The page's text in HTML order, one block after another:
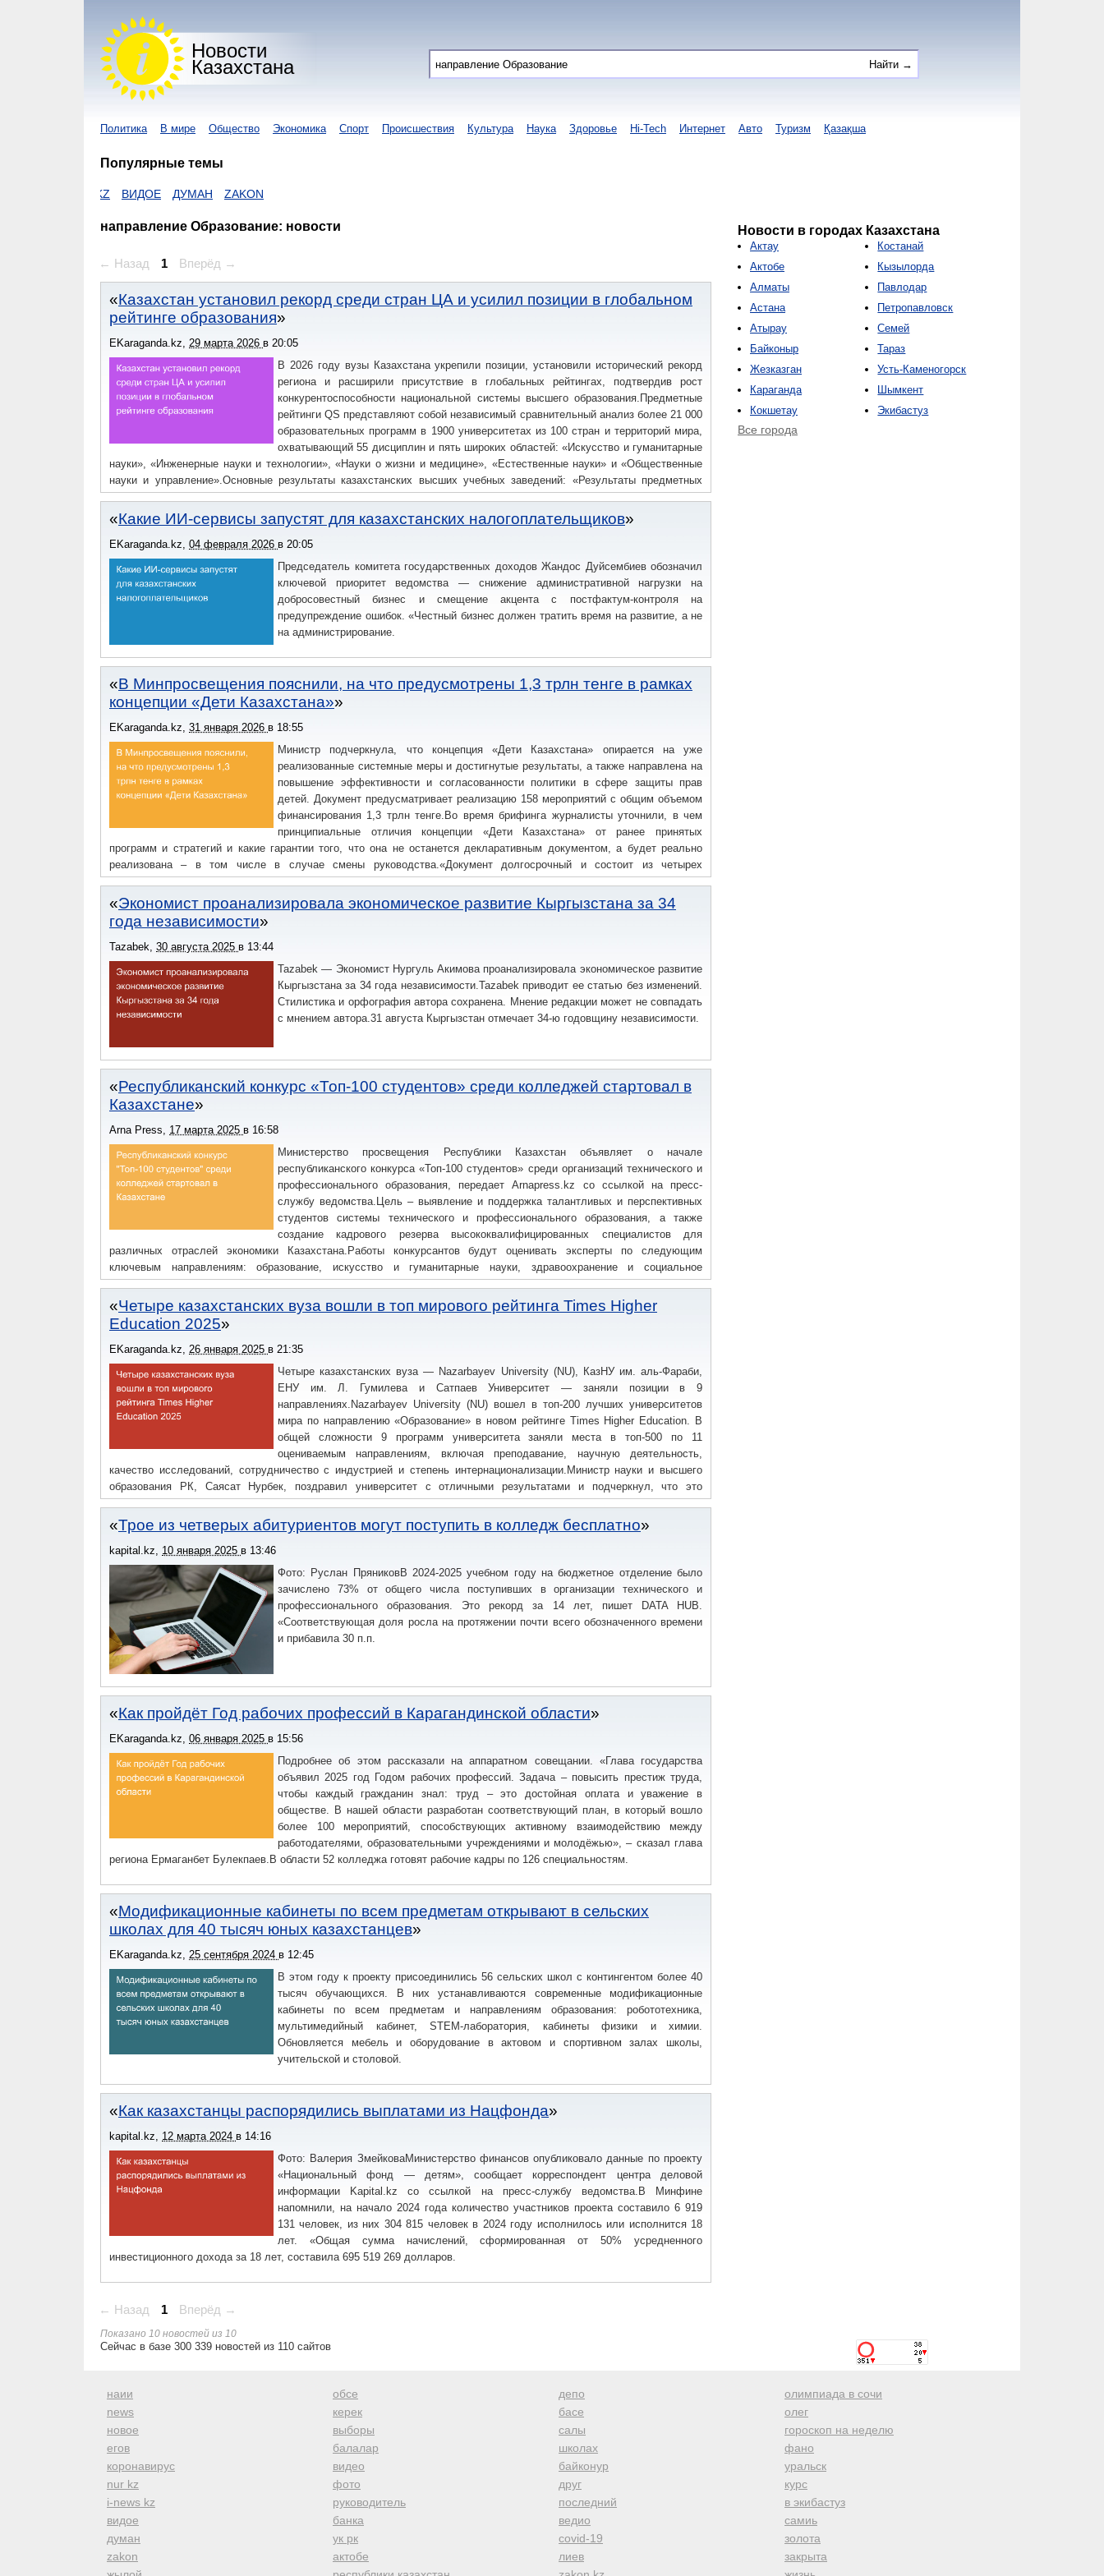
Новости
Казахстана
Политика В мире Общество Экономика Спорт Происшествия Культура Наука Здоровье Hi-Tech Интернет Авто Туризм Қазақша
Популярные темы
ВИДОЕ ДУМАН ZAKON
направление Образование: новости
← Назад 1 Вперёд →
Казахстан установил рекорд среди стран ЦА и усилил позиции в глобальном
рейтинге образования
EKaraganda.kz, 29 марта 2026 в 20:05
В 2026 году вузы Казахстана укрепили позиции, установили исторический рекорд
региона и расширили присутствие в глобальных рейтингах, подтвердив рост
конкурентоспособности национальной системы высшего образования.Предметные
рейтинги QS представляют собой независимый сравнительный анализ более 21 000
образовательных программ в 1900 университетах из 100 стран и территорий мира,
охватывающий 55 дисциплин и пять широких областей: «Искусство и гуманитарные
науки», «Инженерные науки и технологии», «Науки о жизни и медицине», «Естественные науки» и «Общественные
науки и управление».Основные результаты казахстанских высших учебных заведений: «Результаты предметных
рейтингов лучших университетов мира 2026 года показывают, что система высшего образования Казахстана
продолжает укреплять свою конкурентоспособность.
Какие ИИ-сервисы запустят для казахстанских налогоплательщиков
EKaraganda.kz, 04 февраля 2026 в 20:05
Председатель комитета государственных доходов Жандос Дуйсембиев обозначил
ключевой приоритет ведомства — снижение административной нагрузки на
добросовестный бизнес и смещение акцента с постфактум-контроля на
предупреждение ошибок. «Честный бизнес должен тратить время на развитие, а не
на администрирование.
В Минпросвещения пояснили, на что предусмотрены 1,3 трлн тенге в рамках
концепции «Дети Казахстана»
EKaraganda.kz, 31 января 2026 в 18:55
Министр подчеркнула, что концепция «Дети Казахстана» опирается на уже
реализованные системные меры и достигнутые результаты, а также направлена на
повышение эффективности и согласованности политики в сфере защиты прав
детей. Документ предусматривает реализацию 158 мероприятий с общим объемом
финансирования 1,3 трлн тенге.Во время брифинга журналисты уточнили, в чем
принципиальные отличия концепции «Дети Казахстана» от ранее принятых
программ и стратегий и какие гарантии того, что она не останется декларативным документом, а будет реально
реализована – в том числе в случае смены руководства.«Документ долгосрочный и состоит из четырех
направлений: образование, здравоохранение, социальное обеспечение и защита прав детей.
Экономист проанализировала экономическое развитие Кыргызстана за 34
года независимости
Tazabek, 30 августа 2025 в 13:44
Tazabek — Экономист Нургуль Акимова проанализировала экономическое развитие
Кыргызстана за 34 года независимости.Tazabek приводит ее статью без изменений.
Стилистика и орфография автора сохранена. Мнение редакции может не совпадать
с мнением автора.31 августа Кыргызстан отмечает 34-ю годовщину независимости.
Республиканский конкурс «Топ-100 студентов» среди колледжей стартовал в
Казахстане
Arna Press 17 марта 2025 в 16:58
Министерство просвещения Республики Казахстан объявляет о начале
республиканского конкурса «Топ-100 студентов» среди организаций технического и
профессионального образования, передает Arnapress.kz со ссылкой на пресс-
службу ведомства.Цель – выявление и поддержка талантливых и перспективных
студентов системы технического и профессионального образования, а также
создание кадрового резерва высококвалифицированных специалистов для
различных отраслей экономики Казахстана.Работы конкурсантов будут оценивать эксперты по следующим
ключевым направлениям: образование, искусство и гуманитарные науки, здравоохранение и социальное
обеспечение, естественные науки, математика и статистика, информационно-коммуникационные технологии, бизнес,
управление и право, социальные науки и информация, сельское, лесное, рыболовное хозяйство и ветеринария,
инженерные, обрабатывающие и строительные отрасли, а также службы.Принять участие могут все желающие
студенты организаций технического и профессионального образования.Организатор – НАО «Talap» Министерства
просвещения РКФото: gov.kz/memleket
Четыре казахстанских вуза вошли в топ мирового рейтинга Times Higher
Education 2025
EKaraganda.kz 26 января 2025 в 21:35
Четыре казахстанских вуза — Nazarbayev University (NU), КазНУ им. аль-Фараби,
ЕНУ им. Л. Гумилева и Сатпаев Университет — заняли позиции в 9
направлениях.Nazarbayev University (NU) вошел в топ-200 лучших университетов
мира по направлению «Образование» в новом рейтинге Times Higher Education. В
общей сложности 9 программ университета заняли места в топ-500 по 11
оцениваемым направлениям, включая преподавание, научную деятельность,
качество исследований, сотрудничество с индустрией и степень интернационализации.Министр науки и высшего
образования РК, Саясат Нурбек, поздравил университет с отличными результатами и подчеркнул, что это
достижение является ярким свидетельством высокого профессионализма и академической активности коллектива.
Трое из четверых абитуриентов могут поступить в колледж бесплатно
kapital.kz 10 января 2025 в 13:46
Фото: Руслан ПряниковВ 2024-2025 учебном году на бюджетное отделение было
зачислено 73% от общего числа поступивших в организации технического и
профессионального образования. Это рекорд за 14 лет, пишет DATA HUB.
«Соответствующая доля росла на протяжении почти всего обозначенного времени
и прибавила 30 п.п.
Как пройдёт Год рабочих профессий в Карагандинской области
EKaraganda.kz 06 января 2025 в 15:56
Подробнее об этом рассказали на аппаратном совещании. «Глава государства
объявил 2025 год Годом рабочих профессий. Задача – повысить престиж труда,
чтобы каждый гражданин знал: труд – это достойная оплата и уважение в
обществе. В нашей области разработан соответствующий план, в который вошло
более 100 мероприятий, способствующих активному взаимодействию между
работодателями, образовательными учреждениями и молодёжью», – сказал глава
региона Ермаганбет Булекпаев.В области 52 колледжа готовят рабочие кадры по 126 специальностям.
Модификационные кабинеты по всем предметам открывают в сельских
школах для 40 тысяч юных казахстанцев
EKaraganda.kz 25 сентября 2024 в 12:45
В этом году к проекту присоединились 56 сельских школ с контингентом более 40
тысяч обучающихся. В них устанавливаются современные модификационные
кабинеты по всем предметам и направлениям образования: робототехника,
мультимедийный кабинет, STEM-лаборатория, кабинеты физики и химии.
Обновляется мебель и оборудование в актовом и спортивном залах школы,
учительской и столовой.
Как казахстанцы распорядились выплатами из Нацфонда
kapital.kz 12 марта 2024 в 14:16
Фото: Валерия ЗмейковаМинистерство финансов опубликовало данные по проекту
«Национальный фонд — детям», сообщает корреспондент центра деловой
информации Kapital.kz со ссылкой на пресс-службу ведомства.В Минфине
напомнили, на начало 2024 года количество участников проекта составило 6 919
131 человек, из них 304 815 человек в 2024 году исполнилось или исполнится 18
лет. «Общая сумма начислений, сформированная от 50% усредненного
инвестиционного дохода за 18 лет, составила 695 519 269 долларов.
← Назад 1 Вперёд →
Показано 10 новостей из 10
Новости в городах Казахстана
Актау
Актобе
Алматы
Астана
Атырау
Байконыр
Жезказган
Караганда
Кокшетау
Костанай
Кызылорда
Павлодар
Петропавловск
Семей
Тараз
Усть-Каменогорск
Шымкент
Экибастуз
Все города
Сейчас в базе 300 339 новостей из 110 сайтов
наии
news
новое
егов
коронавирус
nur kz
i-news kz
видое
думан
zakon
обсе
керек
выборы
балалар
видео
фото
руководитель
банка
ук рк
актобе
депо
басе
салы
школах
байконур
друг
последний
ведио
covid-19
лиев
олимпиада в сочи
олег
гороскоп на неделю
фано
уральск
курс
в экибастуз
самиь
золота
закрыта